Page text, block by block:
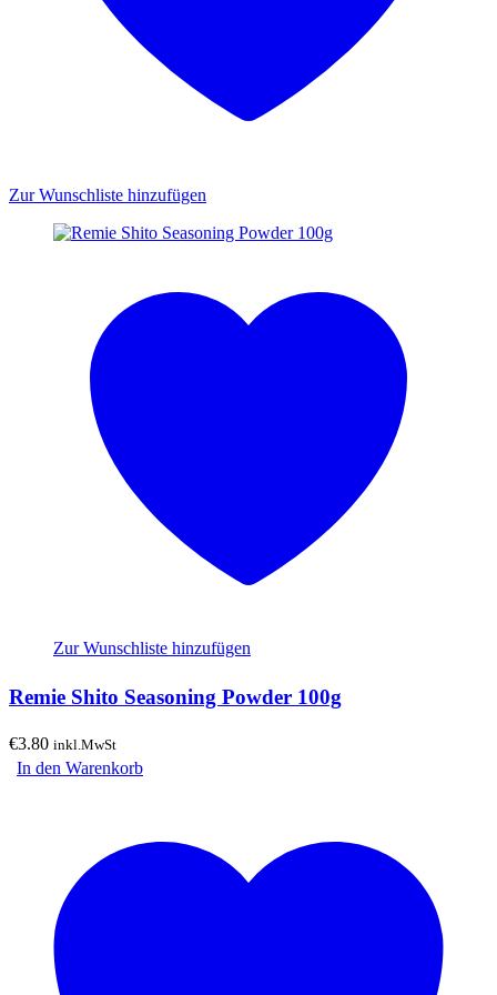
Zur Wunschliste hinzufügen
Zur Wunschliste hinzufügen
Remie Shito Seasoning Powder 100g
€3.80 inkl.MwSt
In den Warenkorb